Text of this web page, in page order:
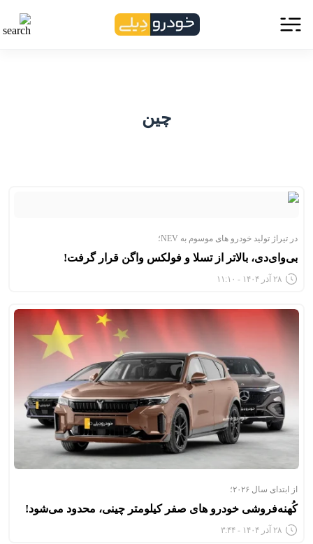
چین
در تیراژ تولید خودرو های موسوم به NEV؛
بی‌وای‌دی، بالاتر از تسلا و فولکس واگن قرار گرفت!
۲۸ آذر ۱۴۰۴ - ۱۱:۱۰
از ابتدای سال ۲۰۲۶؛
کُهنه‌فروشی خودرو های صفر کیلومتر چینی، محدود می‌شود!
۲۸ آذر ۱۴۰۴ - ۳:۴۴